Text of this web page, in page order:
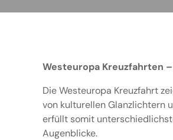
Westeuropa Kreuzfahrten
Die Westeuropa Kreuzfahrt
von kulturellen Glanzlichtern
erfüllt somit
Augenblicke.